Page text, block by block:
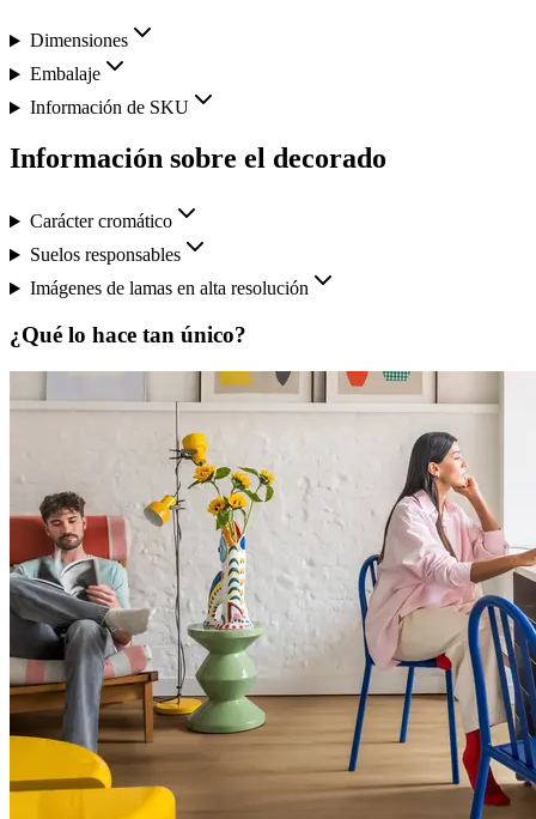
Dimensiones
Embalaje
Información de SKU
Información sobre el decorado
Carácter cromático
Suelos responsables
Imágenes de lamas en alta resolución
¿Qué lo hace tan único?